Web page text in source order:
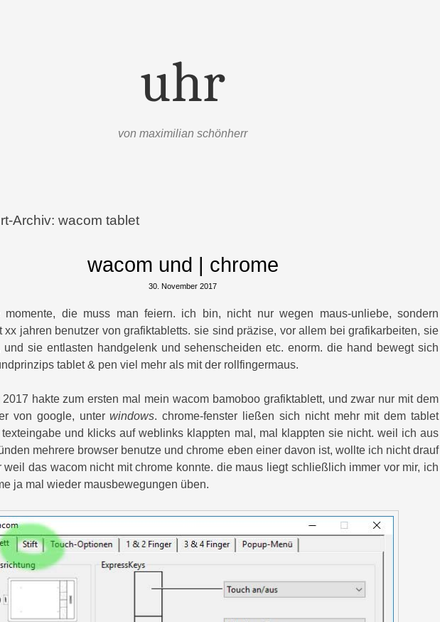
uhr
von maximilian schönherr
Archiv:wacom tablet
wacom und | chrome
30. November 2017
die muss man feiern. ich bin, nicht nur wegen maus-unliebe, sondern
xx jahren benutzer von grafiktabletts. sie sind präzise, vor allem bei grafikarbeiten, sie
und sie entlasten handgelenk und sehenscheiden etc. enorm. die hand bewegt sich
tablet & pen viel mehr als mit der rollfingermaus.
hakte zum ersten mal mein wacom bamoboo grafiktablett, und zwar nur mit dem
von google, unterwindows. chrome-fenster ließen sich nicht mehr mit dem tablet
und klicks auf weblinks klappten mal, mal klappten sie nicht. weil ich aus
mehrere browser benutze und chrome eben einer davon ist, wollte ich nicht drauf
weil das wacom nicht mit chrome konnte. die maus liegt schließlich immer vor mir, ich
ja mal wieder mausbewegungen üben.